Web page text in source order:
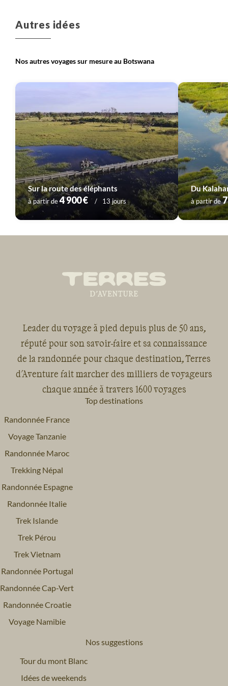
Autres idées
Nos autres voyages sur mesure au Botswana
Sur la route des éléphants
à partir de4 900 € 13 jours à partir de
Leader du voyage à pied depuis plus de 50 ans,
réputé pour son savoir-faire et sa connaissance
de la randonnée pour chaque destination, Terres
d'Aventure fait marcher des milliers de voyageurs
chaque année à travers 1600 voyages
Top destinations
Randonnée France
Voyage Tanzanie
Randonnée Maroc
Trekking Népal
Randonnée Espagne
Randonnée Italie
Trek Islande
Trek Pérou
Trek Vietnam
Randonnée Portugal
Randonnée Cap-Vert
Randonnée Croatie
Voyage Namibie
Nos suggestions
Tour du mont Blanc
Idées de weekends